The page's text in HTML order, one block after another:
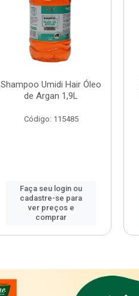
Shampoo Umidi Hair Óleo
de Argan 1,9L
Código: 115485
Faça seu login ou
cadastre-se para
ver preços e
comprar